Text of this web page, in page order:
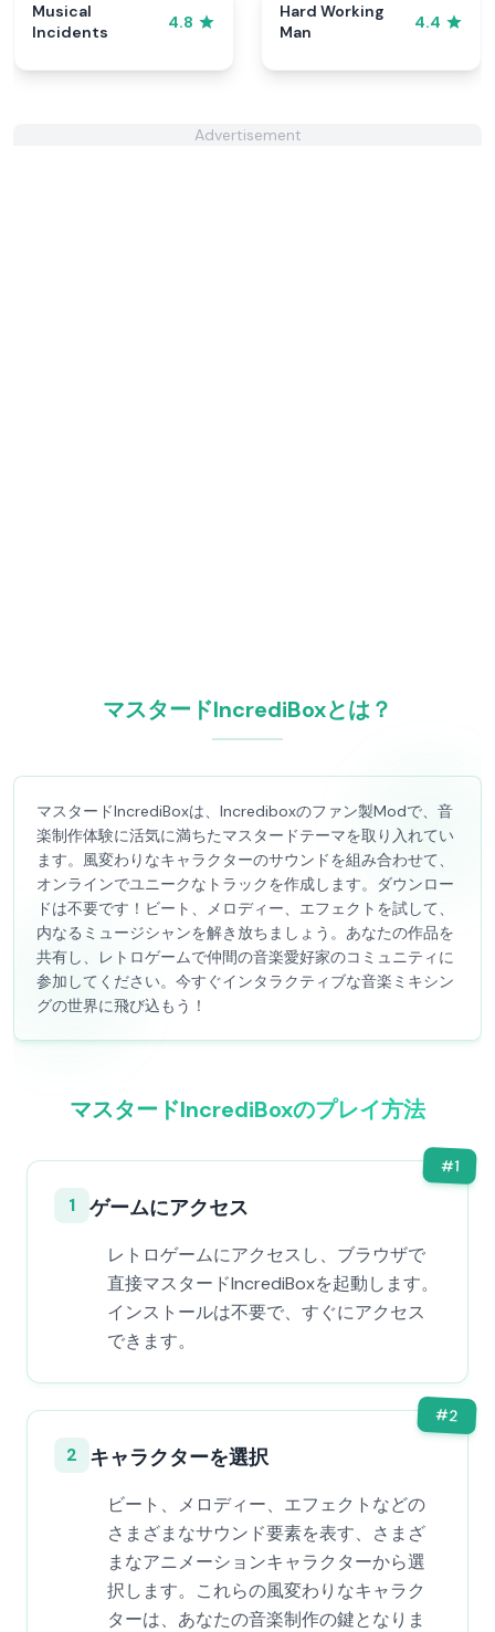
Musical
Incidents
4.8
Hard Working
Man
4.4
Advertisement
マスタードIncrediBoxとは？
マスタードIncrediBoxは、Incrediboxのファン製Modで、音
楽制作体験に活気に満ちたマスタードテーマを取り入れてい
ます。風変わりなキャラクターのサウンドを組み合わせて、
オンラインでユニークなトラックを作成します。ダウンロー
ドは不要です！ビート、メロディー、エフェクトを試して、
内なるミュージシャンを解き放ちましょう。あなたの作品を
共有し、レトロゲームで仲間の音楽愛好家のコミュニティに
参加してください。今すぐインタラクティブな音楽ミキシン
グの世界に飛び込もう！
マスタードIncrediBoxのプレイ方法
#1
1 ゲームにアクセス
レトロゲームにアクセスし、ブラウザで
直接マスタードIncrediBoxを起動します。
インストールは不要で、すぐにアクセス
できます。
#2
2 キャラクターを選択
ビート、メロディー、エフェクトなどの
さまざまなサウンド要素を表す、さまざ
まなアニメーションキャラクターから選
択します。これらの風変わりなキャラク
ターは、あなたの音楽制作の鍵となりま